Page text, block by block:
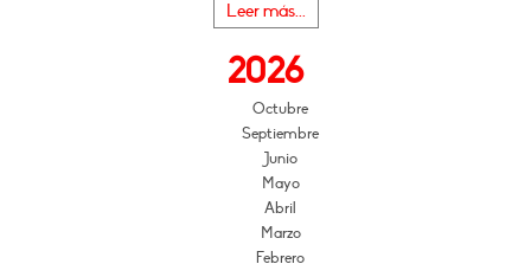
Leer más...
2026
Octubre
Septiembre
Junio
Mayo
Abril
Marzo
Febrero